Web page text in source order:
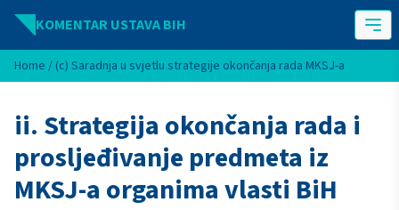
Idi na sadržaj
KOMENTAR USTAVA BIH
Home / (c) Saradnja u svjetlu strategije okončanja rada MKSJ-a
ii. Strategija okončanja rada i
prosljeđivanje predmeta iz
MKSJ-a organima vlasti BiH